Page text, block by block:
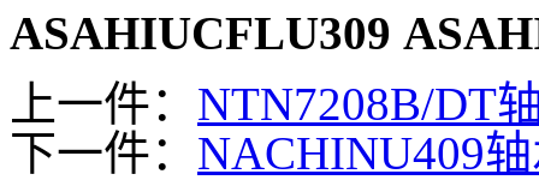
ASAHIUCFLU309
上一件： NTN7208B/DT
下一件： NACHINU409